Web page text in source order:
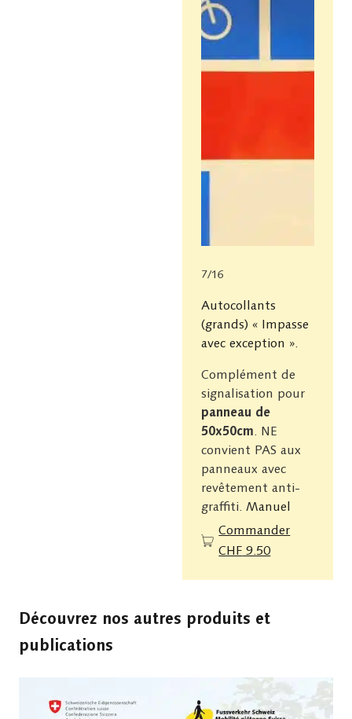
7/16
Autocollants
(grands) « Impasse
avec exception ».
Complément de
signalisation pour
panneau de
50x50cm. NE
convient PAS aux
panneaux avec
revêtement anti-
graffiti.Manuel
Commander
CHF 9.50
Découvrez nos autres produits et
publications